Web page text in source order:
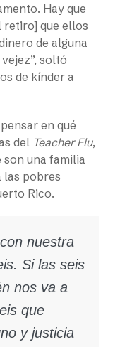
Hay que
retiro] que ellos
de alguna
soltó
de kínder a
en qué
del Teacher Flu,
una familia
las pobres
Rico.
nuestra
Si las seis
nos va a
que
y justicia